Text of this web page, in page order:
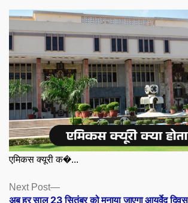
एमिकस क्यूरी क�...
Posts
Next Post
Next
post:
अब हर साल 23 सितंबर को मनाया जाएगा आयुर्वेद दिवस